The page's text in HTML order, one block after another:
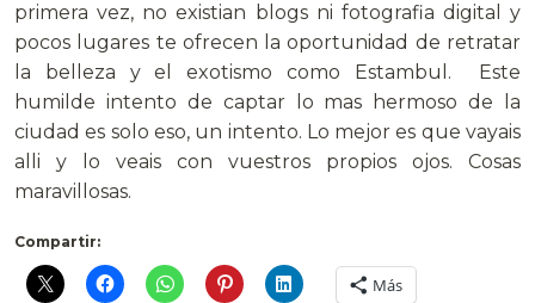
primera vez, no existian blogs ni fotografia digital y
pocos lugares te ofrecen la oportunidad de retratar
la belleza y el exotismo como Estambul. Este
humilde intento de captar lo mas hermoso de la
ciudad es solo eso, un intento. Lo mejor es que vayais
alli y lo veais con vuestros propios ojos. Cosas
maravillosas.
Compartir:
Más